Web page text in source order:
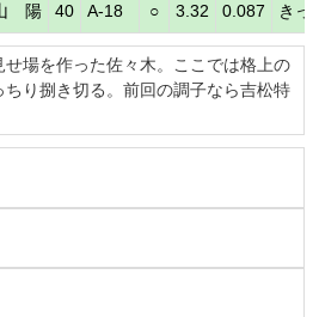
陽 40 A-18 ○ 3.32 0.087 きっ
場を作った佐々木。ここでは格上の
り捌き切る。前回の調子なら吉松特